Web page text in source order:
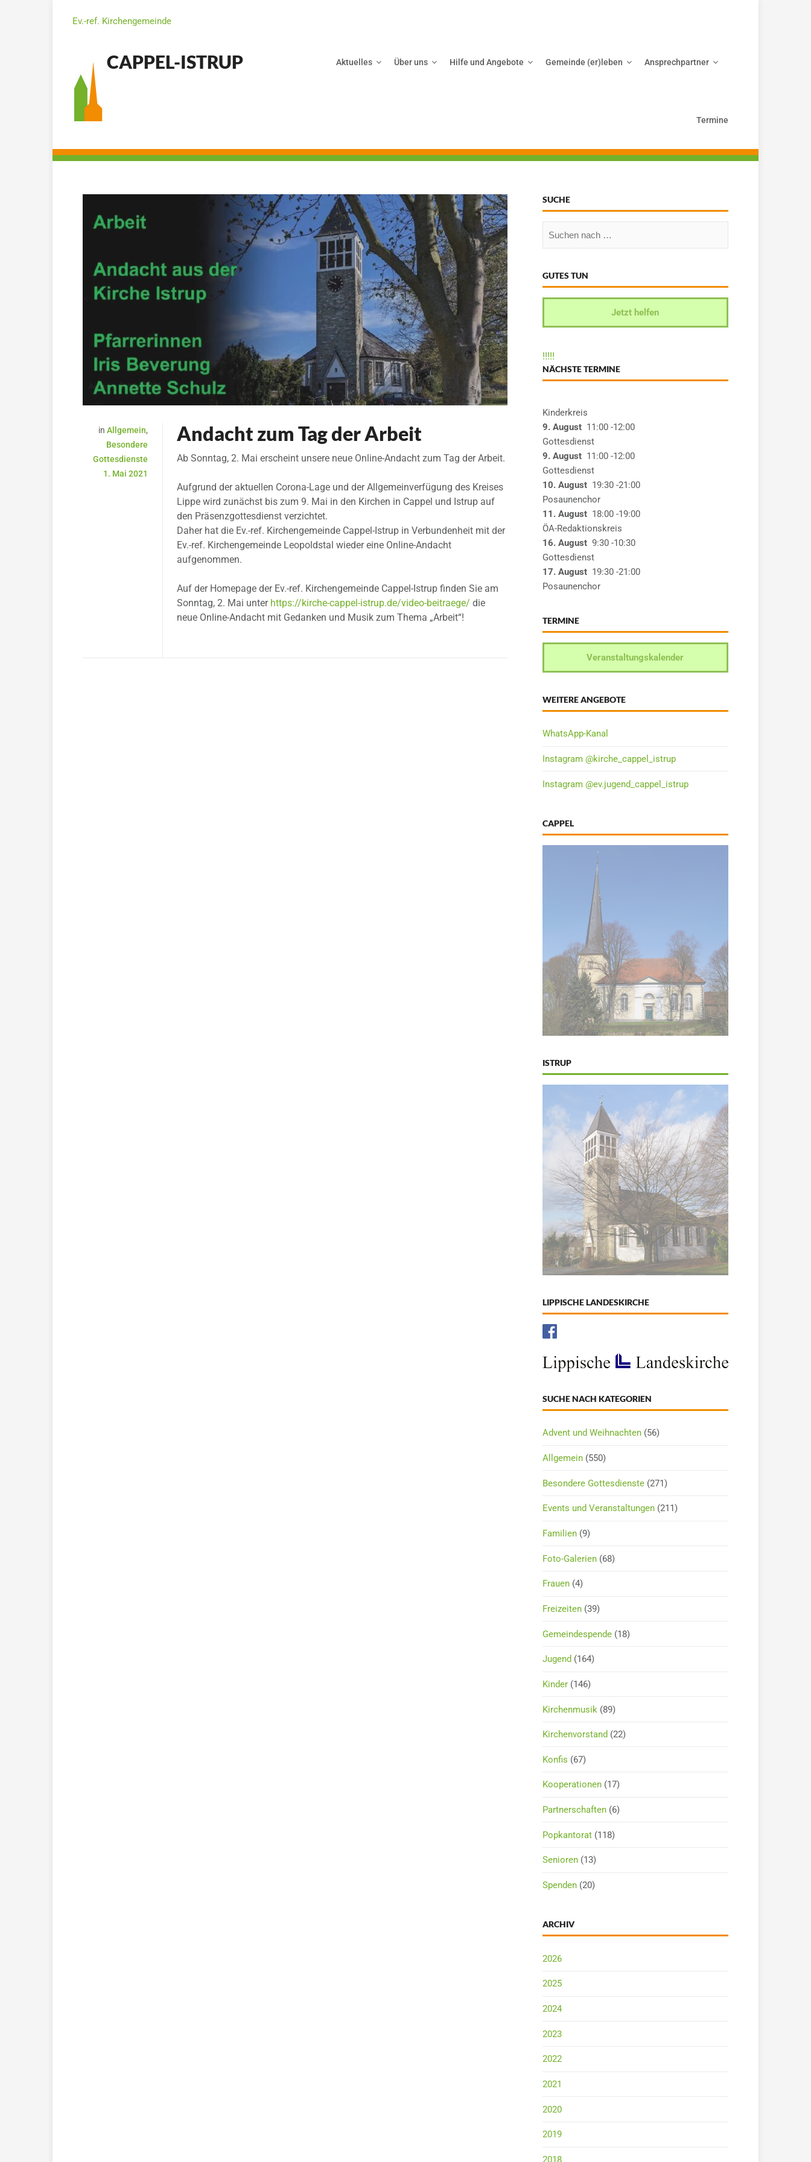
Ev.-ref. Kirchengemeinde
CAPPEL-ISTRUP Aktuelles Über uns Hilfe und Angebote Gemeinde (er)leben Ansprechpartner
Termine
inAllgemein,
Besondere
Gottesdienste
1. Mai 2021
Andacht zum Tag der Arbeit
Ab Sonntag, 2. Mai erscheint unsere neue Online-Andacht zum Tag der Arbeit.
Aufgrund der aktuellen Corona-Lage und der Allgemeinverfügung des Kreises
Lippe wird zunächst bis zum 9. Mai in den Kirchen in Cappel und Istrup auf
den Präsenzgottesdienst verzichtet.
Daher hat die Ev.-ref. Kirchengemeinde Cappel-Istrup in Verbundenheit mit der
Ev.-ref. Kirchengemeinde Leopoldstal wieder eine Online-Andacht
aufgenommen.
Auf der Homepage der Ev.-ref. Kirchengemeinde Cappel-Istrup finden Sie am
Sonntag, 2. Mai unter https://kirche-cappel-istrup.de/video-beitraege/ die
neue Online-Andacht mit Gedanken und Musik zum Thema „Arbeit“!
SUCHE
GUTES TUN
Jetzt helfen
!!!!!
NÄCHSTE TERMINE
Kinderkreis
9. August11:00 -12:00
Gottesdienst
9. August11:00 -12:00
Gottesdienst
10. August19:30 -21:00
Posaunenchor
11. August18:00 -19:00
ÖA-Redaktionskreis
16. August9:30 -10:30
Gottesdienst
17. August19:30 -21:00
Posaunenchor
TERMINE
Veranstaltungskalender
WEITERE ANGEBOTE
WhatsApp-Kanal
Instagram @kirche_cappel_istrup
Instagram @ev.jugend_cappel_istrup
CAPPEL
ISTRUP
LIPPISCHE LANDESKIRCHE
SUCHE NACH KATEGORIEN
Advent und Weihnachten(56)
Allgemein(550)
Besondere Gottesdienste(271)
Events und Veranstaltungen(211)
Familien(9)
Foto-Galerien(68)
Frauen(4)
Freizeiten(39)
Gemeindespende(18)
Jugend (164)
Kinder(146)
Kirchenmusik (89)
Kirchenvorstand (22)
Konfis (67)
Kooperationen(17)
Partnerschaften(6)
Popkantorat(118)
Senioren(13)
Spenden(20)
ARCHIV
2026
2025
2024
2023
2022
2021
2020
2019
2018